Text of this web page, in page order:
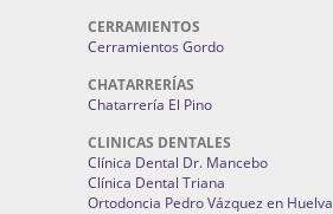
CERRAMIENTOS
Cerramientos Gordo
CHATARRERÍAS
Chatarrería El Pino
CLINICAS DENTALES
Clínica Dental Dr. Mancebo
Clínica Dental Triana
Ortodoncia Pedro Vázquez en Huelva